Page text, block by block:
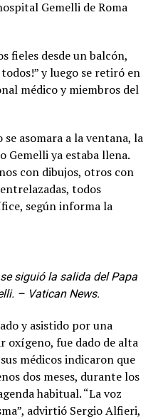
Gemelli de Roma
fieles desde un balcón,
y luego se retiró en
médico y miembros del
asomara a la ventana, la
ya estaba llena.
con dibujos, otros con
todos
según informa la
siguió la salida del Papa
– Vatican News.
y asistido por una
oxígeno, fue dado de alta
médicos indicaron que
dos meses, durante los
habitual. “La voz
advirtió Sergio Alfieri,